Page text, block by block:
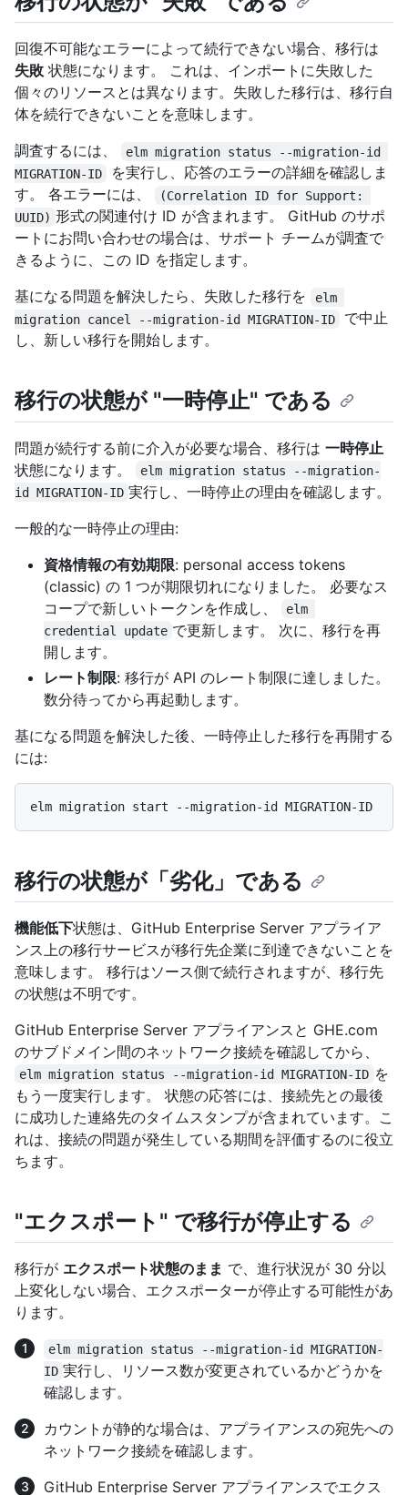
回復不可能なエラーによって続行できない場合、移行は
失敗 状態になります。 これは、インポートに失敗した
個々のリソースとは異なります。失敗した移行は、移行自
体を続行できないことを意味します。
調査するには、
elm migration status --migration-id
MIGRATION-ID
を実行し、応答のエラーの詳細を確認しま
す。 各エラーには、
(Correlation ID for Support:
UUID) 形式の関連付け ID が含まれます。 GitHub のサポ
ートにお問い合わせの場合は、サポート チームが調査で
きるように、この ID を指定します。
基になる問題を解決したら、失敗した移行を
elm
migration cancel --migration-id MIGRATION-ID
で中止
し、新しい移行を開始します。
移行の状態が "一時停止" である
問題が続行する前に介入が必要な場合、移行は 一時停止
状態になります。
elm migration status --migration-
id MIGRATION-ID 実行し、一時停止の理由を確認します。
一般的な一時停止の理由:
資格情報の有効期限: personal access tokens
(classic) の 1 つが期限切れになりました。 必要なス
コープで新しいトークンを作成し、
elm
credential update で更新します。 次に、移行を再
開します。
レート制限: 移行が API のレート制限に達しました。
数分待ってから再起動します。
基になる問題を解決した後、一時停止した移行を再開する
には:
移行の状態が「劣化」である
機能低下状態は、GitHub Enterprise Server アプライア
ンス上の移行サービスが移行先企業に到達できないことを
意味します。 移行はソース側で続行されますが、移行先
の状態は不明です。
GitHub Enterprise Server アプライアンスと GHE.com
のサブドメイン間のネットワーク接続を確認してから、
elm migration status --migration-id MIGRATION-ID を
もう一度実行します。 状態の応答には、接続先との最後
に成功した連絡先のタイムスタンプが含まれています。こ
れは、接続の問題が発生している期間を評価するのに役立
ちます。
"エクスポート" で移行が停止する
移行が エクスポート状態のまま で、進行状況が 30 分以
上変化しない場合、エクスポーターが停止する可能性があ
ります。
elm migration status --migration-id MIGRATION-
ID 実行し、リソース数が変更されているかどうかを
確認します。
カウントが静的な場合は、アプライアンスの宛先への
ネットワーク接続を確認します。
GitHub Enterprise Server アプライアンスでエクス